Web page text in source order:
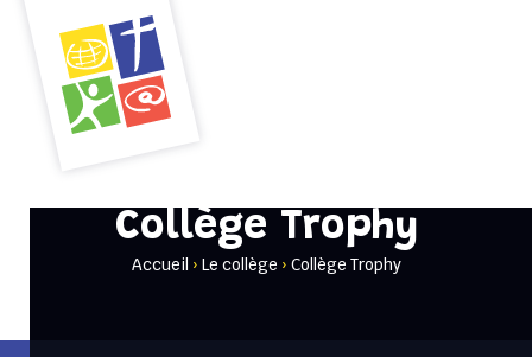
Collège Trophy
Accueil › Le collège › Collège Trophy